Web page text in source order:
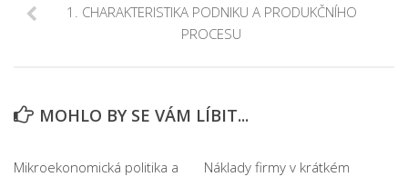
1. CHARAKTERISTIKA PODNIKU A PRODUKČNÍHO
PROCESU
MOHLO BY SE VÁM LÍBIT...
Mikroekonomická politika a
Náklady firmy v krátkém